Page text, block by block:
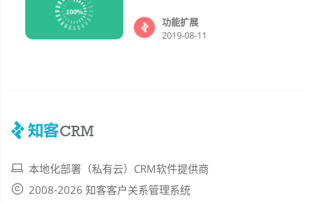
功能扩展
2019-08-11
本地化部署（私有云）CRM软件提供商
2008-2026 知客客户关系管理系统